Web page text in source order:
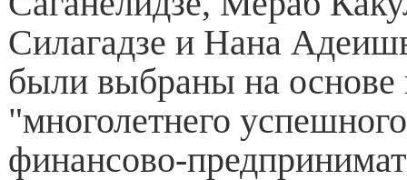
Силагадзе и Нана
были выбраны на основе
"многолетнего
финансово-